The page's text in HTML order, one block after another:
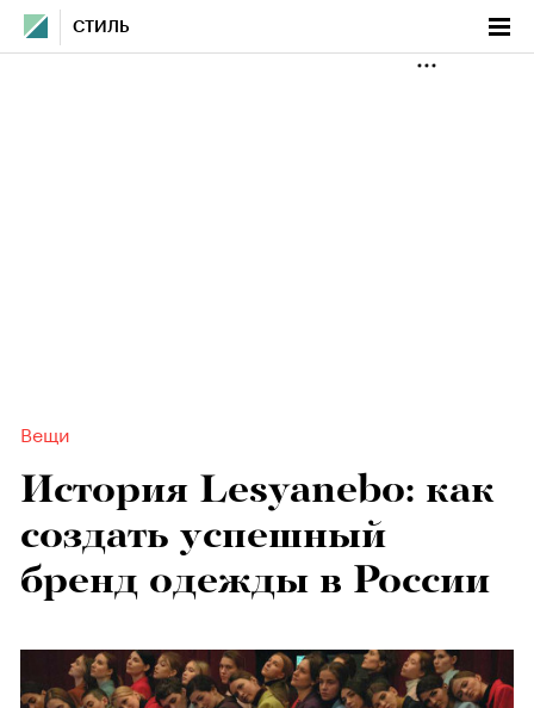
СТИЛЬ
Вещи
История Lesyanebo: как
создать успешный
бренд одежды в России